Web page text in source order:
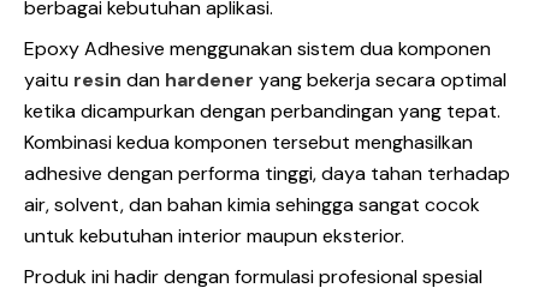
berbagai kebutuhan aplikasi.
Epoxy Adhesive menggunakan sistem dua komponen
yaitu resin dan hardener yang bekerja secara optimal
ketika dicampurkan dengan perbandingan yang tepat.
Kombinasi kedua komponen tersebut menghasilkan
adhesive dengan performa tinggi, daya tahan terhadap
air, solvent, dan bahan kimia sehingga sangat cocok
untuk kebutuhan interior maupun eksterior.
Produk ini hadir dengan formulasi profesional spesial